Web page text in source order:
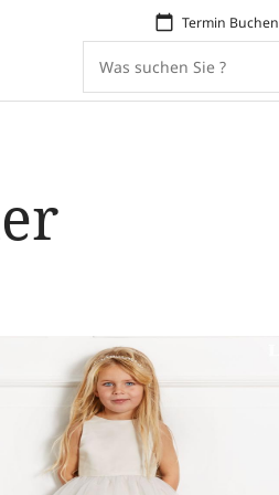
calendar_today Termin Buchen